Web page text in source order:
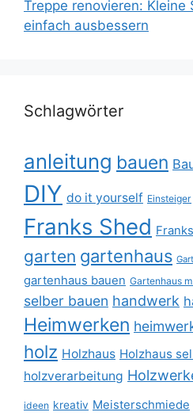
Treppe renovieren: Kleine
einfach ausbessern
Schlagwörter
anleitung bauen
DIY do it yourself Einsteiger
Franks Shed
garten gartenhaus
gartenhaus bauen Gartenhaus
selber bauen handwerk
Heimwerken
holz Holzhaus Holzhaus
holzverarbeitung
ideen kreativ Meisterschmiede